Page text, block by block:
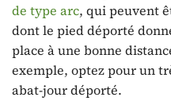
de type arc, qui peuvent
dont le pied déporté
place à une bonne
exemple, optez pour un
abat-jour déporté.